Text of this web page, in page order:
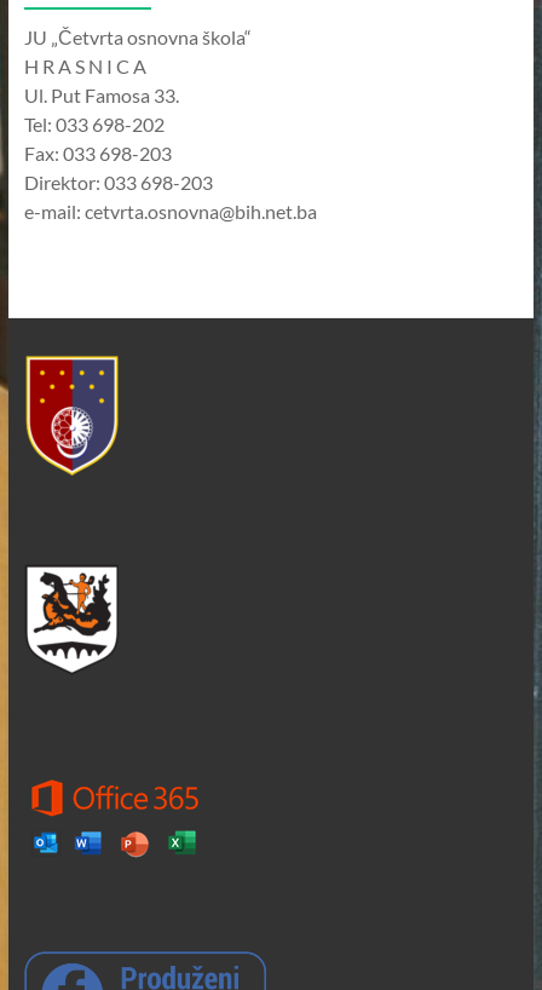
JU „Četvrta osnovna škola“
H R A S N I C A
Ul. Put Famosa 33.
Tel: 033 698-202
Fax: 033 698-203
Direktor: 033 698-203
e-mail: cetvrta.osnovna@bih.net.ba